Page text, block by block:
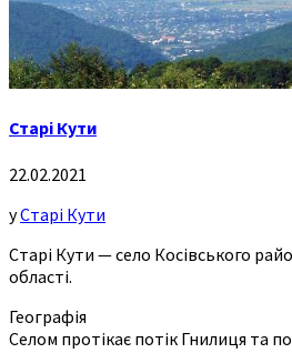
Старі Кути
22.02.2021
уСтарі Кути
Старі Кути — село Косівського
області.
Географія
Селом протікає потік Гнилиця та